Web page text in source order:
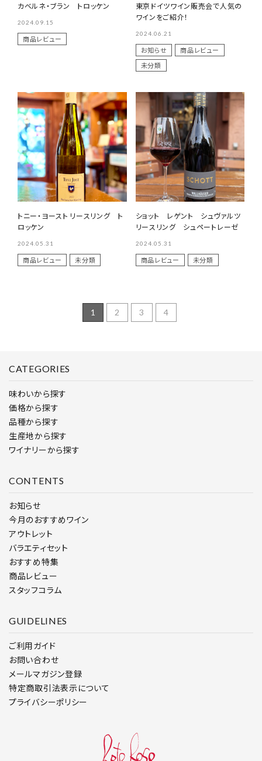
カベルネ・ブラン トロッケン
2024.09.15
商品レビュー
東京ドイツワイン販売会で人気の
ワインをご紹介！
2024.06.21
お知らせ
商品レビュー
未分類
トニー・ヨースト リースリング ト
ロッケン
2024.05.31
商品レビュー 未分類
ショット レゲント シュヴァルツ
リースリング シュペートレーゼ
2024.05.31
商品レビュー 未分類
1 2 3 4
CATEGORIES
味わいから探す
価格から探す
品種から探す
生産地から探す
ワイナリーから探す
CONTENTS
お知らせ
今月のおすすめワイン
アウトレット
バラエティセット
おすすめ特集
商品レビュー
スタッフコラム
GUIDELINES
ご利用ガイド
お問い合わせ
メールマガジン登録
特定商取引法表示について
プライバシーポリシー